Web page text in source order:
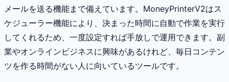
メールを送る機能まで備えています。MoneyPrinterV2はス
ケジューラー機能により、決まった時間に自動で作業を実行
してくれるため、一度設定すれば手放しで運用できます。副
業やオンラインビジネスに興味があるけれど、毎日コンテン
ツを作る時間がない人に向いているツールです。